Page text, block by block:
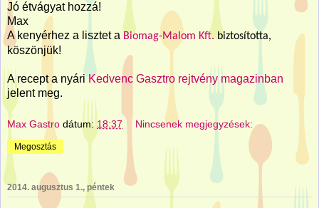
Jó étvágyat hozzá!
Max
A kenyérhez a lisztet a Biomag-Malom Kft.biztosította,
köszönjük!
A recept a nyáriKedvenc Gasztro rejtvény magazinban
jelent meg.
Max Gastro dátum: 18:37 Nincsenek megjegyzések:
Megosztás
2014. augusztus 1., péntek